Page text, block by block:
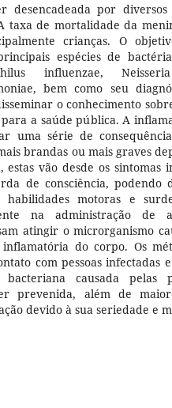
desencadeada por diversos
taxa de mortalidade da
crianças. O
espécies de
influenzae,
bem como seu
o conhecimento
a saúde pública. A
uma série de
brandas ou mais graves
estas vão desde os sintomas
de consciência, podendo
motoras e
na administração de
atingir o microrganismo
do corpo. Os
com pessoas infectadas
causada pelas
prevenida, além de
devido à sua seriedade e